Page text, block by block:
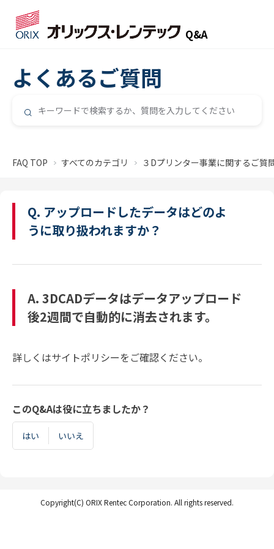
Q&A
よくあるご質問
FAQ TOP すべてのカテゴリ ３Dプリンター事業に関するご質
Q. アップロードしたデータはどのよ
うに取り扱われますか？
A. 3DCADデータはデータアップロード
後2週間で自動的に消去されます。
詳しくはサイトポリシーをご確認ください。
このQ&Aは役に立ちましたか？
はい いいえ
Copyright(C) ORIX Rentec Corporation. All rights reserved.